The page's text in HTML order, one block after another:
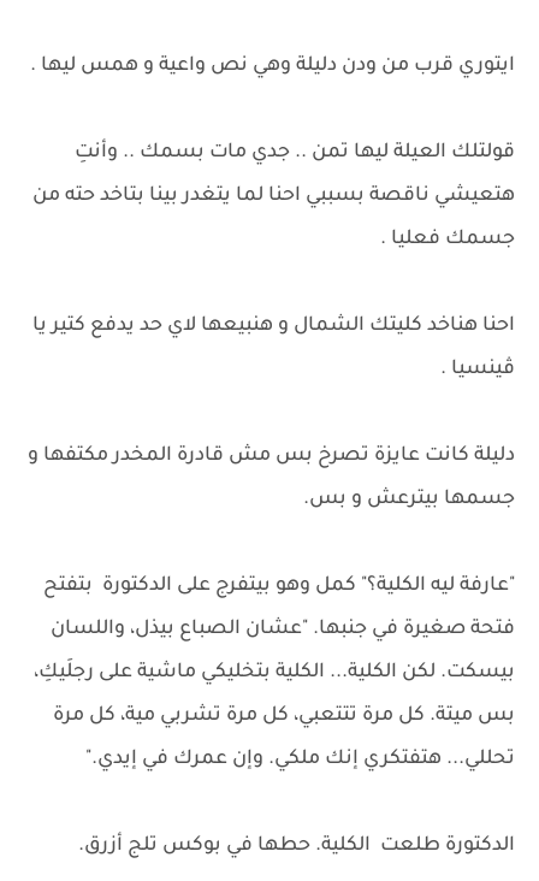
ايتوري قرب من ودن دليلة وهي نص واعية و همس ليها .
قولتلك العيلة ليها تمن .. جدي مات بسمك .. وأنتِ
هتعيشي ناقصة بسببي احنا لما يتغدر بينا بتاخد حته من
جسمك فعليا .
احنا هناخد كليتك الشمال و هنبيعها لاي حد يدفع كتير يا
ڤينسيا .
دليلة كانت عايزة تصرخ بس مش قادرة المخدر مكتفها و
جسمها بيترعش و بس.
"عارفة ليه الكلية؟" كمل وهو بيتفرج على الدكتورة بتفتح
فتحة صغيرة في جنبها. "عشان الصباع بيذل، واللسان
بيسكت. لكن الكلية... الكلية بتخليكي ماشية على رجلَيكِ،
بس ميتة. كل مرة تتتعبي، كل مرة تشربي مية، كل مرة
تحللي... هتفتكري إنك ملكي. وإن عمرك في إيدي."
الدكتورة طلعت الكلية. حطها في بوكس تلج أزرق.